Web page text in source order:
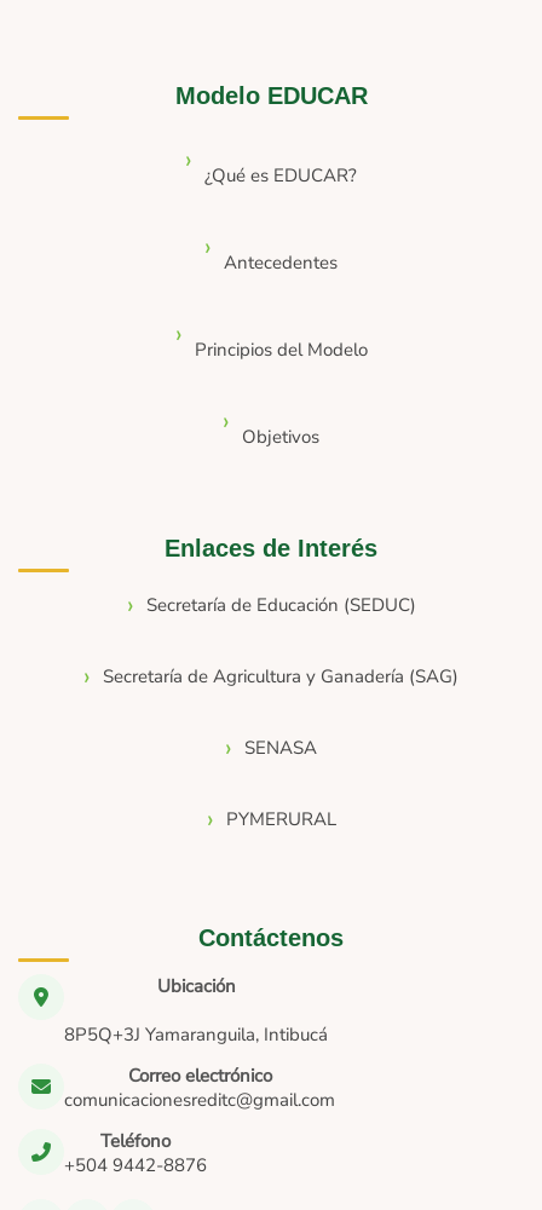
Modelo EDUCAR
¿Qué es EDUCAR?
Antecedentes
Principios del Modelo
Objetivos
Enlaces de Interés
Secretaría de Educación (SEDUC)
Secretaría de Agricultura y Ganadería (SAG)
SENASA
PYMERURAL
Contáctenos
Ubicación
8P5Q+3J Yamaranguila, Intibucá
Correo electrónico
comunicacionesreditc@gmail.com
Teléfono
+504 9442-8876